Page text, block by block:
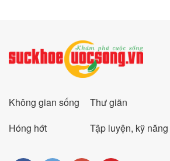
Không gian sống Thư giãn
Hóng hớt
Tập luyện, kỹ năng